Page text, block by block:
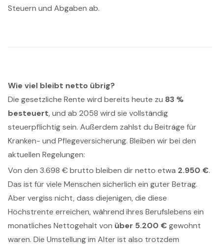
Steuern und Abgaben ab.
Wie viel bleibt netto übrig?
Die gesetzliche Rente wird bereits heute zu 83 %
besteuert, und ab 2058 wird sie vollständig
steuerpflichtig sein. Außerdem zahlst du Beiträge für
Kranken- und Pflegeversicherung. Bleiben wir bei den
aktuellen Regelungen:
Von den 3.698 € brutto bleiben dir netto etwa 2.950 €.
Das ist für viele Menschen sicherlich ein guter Betrag.
Aber vergiss nicht, dass diejenigen, die diese
Höchstrente erreichen, während ihres Berufslebens ein
monatliches Nettogehalt von über 5.200 € gewohnt
waren. Die Umstellung im Alter ist also trotzdem